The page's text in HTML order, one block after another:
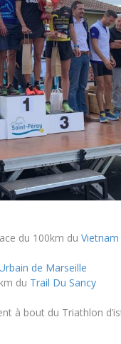
du 100km du
de Marseille
du Trail Du Sancy
à bout du Triathlon